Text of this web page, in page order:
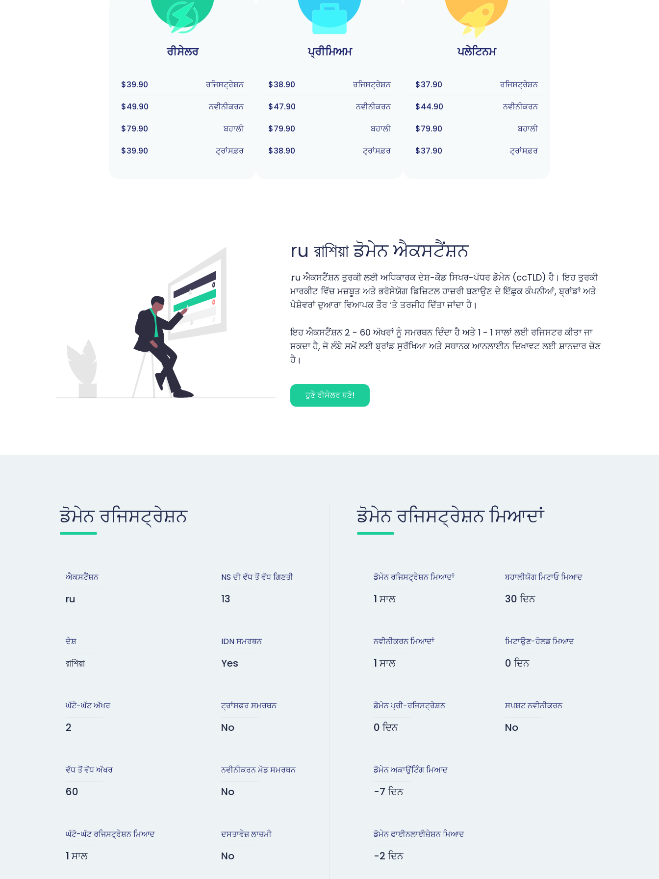
ਰੀਸੇਲਰ
$39.90
ਰਜਿਸਟ੍ਰੇਸ਼ਨ
$49.90
ਨਵੀਨੀਕਰਨ
$79.90
ਬਹਾਲੀ
$39.90
ਟ੍ਰਾਂਸਫ਼ਰ
ਪ੍ਰੀਮਿਅਮ
$38.90
ਰਜਿਸਟ੍ਰੇਸ਼ਨ
$47.90
ਨਵੀਨੀਕਰਨ
$79.90
ਬਹਾਲੀ
$38.90
ਟ੍ਰਾਂਸਫ਼ਰ
ਪਲੇਟਿਨਮ
$37.90
ਰਜਿਸਟ੍ਰੇਸ਼ਨ
$44.90
ਨਵੀਨੀਕਰਨ
$79.90
ਬਹਾਲੀ
$37.90
ਟ੍ਰਾਂਸਫ਼ਰ
ru রাশিয়া ਡੋਮੇਨ ਐਕਸਟੈਂਸ਼ਨ
.ru ਐਕਸਟੈਂਸ਼ਨ ਤੁਰਕੀ ਲਈ ਅਧਿਕਾਰਕ ਦੇਸ਼-ਕੋਡ ਸਿਖਰ-ਪੱਧਰ ਡੋਮੇਨ (ccTLD) ਹੈ। ਇਹ ਤੁਰਕੀ
ਮਾਰਕੀਟ ਵਿੱਚ ਮਜ਼ਬੂਤ ਅਤੇ ਭਰੋਸੇਯੋਗ ਡਿਜ਼ਿਟਲ ਹਾਜ਼ਰੀ ਬਣਾਉਣ ਦੇ ਇੱਛੁਕ ਕੰਪਨੀਆਂ, ਬ੍ਰਾਂਡਾਂ ਅਤੇ
ਪੇਸ਼ੇਵਰਾਂ ਦੁਆਰਾ ਵਿਆਪਕ ਤੌਰ ‘ਤੇ ਤਰਜੀਹ ਦਿੱਤਾ ਜਾਂਦਾ ਹੈ।
ਇਹ ਐਕਸਟੈਂਸ਼ਨ 2 - 60 ਅੱਖਰਾਂ ਨੂੰ ਸਮਰਥਨ ਦਿੰਦਾ ਹੈ ਅਤੇ 1 - 1 ਸਾਲਾਂ ਲਈ ਰਜਿਸਟਰ ਕੀਤਾ ਜਾ
ਸਕਦਾ ਹੈ, ਜੋ ਲੰਬੇ ਸਮੇਂ ਲਈ ਬ੍ਰਾਂਡ ਸੁਰੱਖਿਆ ਅਤੇ ਸਥਾਨਕ ਆਨਲਾਈਨ ਦਿਖਾਵਟ ਲਈ ਸ਼ਾਨਦਾਰ ਚੋਣ
ਹੈ।
ਹੁਣੇ ਰੀਸੇਲਰ ਬਣੋ!
ਡੋਮੇਨ ਰਜਿਸਟ੍ਰੇਸ਼ਨ
ਐਕਸਟੈਂਸ਼ਨ
ru
ਦੇਸ਼
রাশিয়া
ਘੱਟੋ-ਘੱਟ ਅੱਖਰ
2
ਵੱਧ ਤੋਂ ਵੱਧ ਅੱਖਰ
60
ਘੱਟੋ-ਘੱਟ ਰਜਿਸਟ੍ਰੇਸ਼ਨ ਮਿਆਦ
1 ਸਾਲ
NS ਦੀ ਵੱਧ ਤੋਂ ਵੱਧ ਗਿਣਤੀ
13
IDN ਸਮਰਥਨ
Yes
ਟ੍ਰਾਂਸਫ਼ਰ ਸਮਰਥਨ
No
ਨਵੀਨੀਕਰਨ ਮੋਡ ਸਮਰਥਨ
No
ਦਸਤਾਵੇਜ਼ ਲਾਜ਼ਮੀ
No
ਡੋਮੇਨ ਰਜਿਸਟ੍ਰੇਸ਼ਨ ਮਿਆਦਾਂ
ਡੋਮੇਨ ਰਜਿਸਟ੍ਰੇਸ਼ਨ ਮਿਆਦਾਂ
1 ਸਾਲ
ਨਵੀਨੀਕਰਨ ਮਿਆਦਾਂ
1 ਸਾਲ
ਡੋਮੇਨ ਪ੍ਰੀ-ਰਜਿਸਟ੍ਰੇਸ਼ਨ
0 ਦਿਨ
ਡੋਮੇਨ ਅਕਾਉਂਟਿੰਗ ਮਿਆਦ
-7 ਦਿਨ
ਡੋਮੇਨ ਫਾਈਨਲਾਈਜ਼ੇਸ਼ਨ ਮਿਆਦ
-2 ਦਿਨ
ਬਹਾਲੀਯੋਗ ਮਿਟਾਓ ਮਿਆਦ
30 ਦਿਨ
ਮਿਟਾਉਣ-ਹੋਲਡ ਮਿਆਦ
0 ਦਿਨ
ਸਪਸ਼ਟ ਨਵੀਨੀਕਰਨ
No